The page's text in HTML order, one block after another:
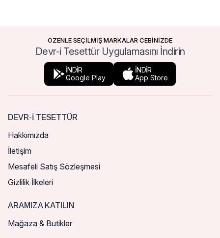
ÖZENLE SEÇİLMİŞ MARKALAR CEBİNİZDE
Devr-i Tesettür Uygulamasını İndirin
İNDİR
Google Play
İNDİR
App Store
DEVR-I TESETTÜR
Hakkımızda
İletişim
Mesafeli Satış Sözleşmesi
Gizlilik İlkeleri
ARAMIZA KATILIN
Mağaza & Butikler